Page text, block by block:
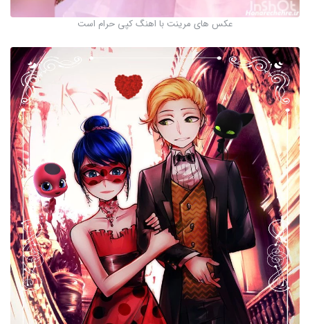
عکس های مرینت با اهنگ کپی حرام است